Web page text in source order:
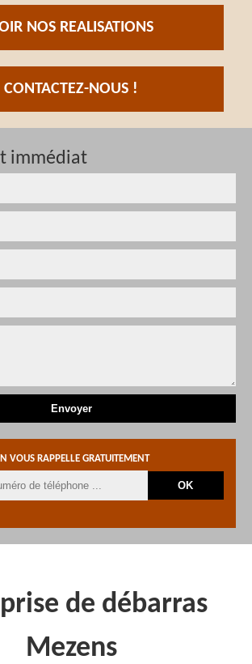
NOS REALISATIONS
CONTACTEZ-NOUS !
immédiat
VOUS RAPPELLE GRATUITEMENT
de débarras
Mezens